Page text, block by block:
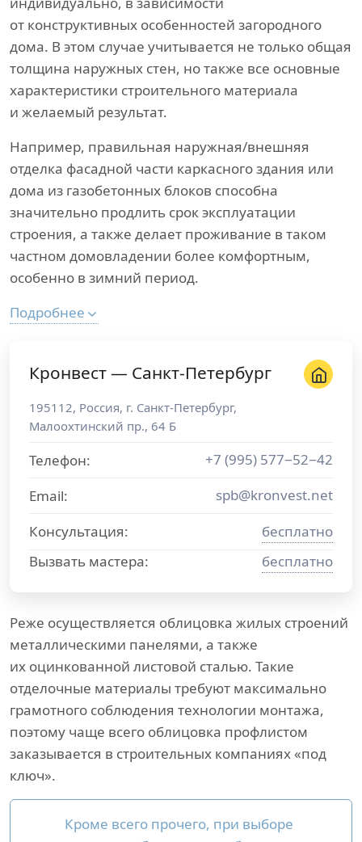
от конструктивных особенностей загородного
дома. В этом случае учитывается не только общая
толщина наружных стен, но также все основные
характеристики строительного материала
и желаемый результат.
Например, правильная наружная/внешняя
отделка фасадной части каркасного здания или
дома из газобетонных блоков способна
значительно продлить срок эксплуатации
строения, а также делает проживание в таком
частном домовладении более комфортным,
особенно в зимний период.
Подробнее
Кронвест — Санкт-Петербург
195112, Россия, г. Санкт-Петербург,
Малоохтинский пр., 64 Б
Телефон:
+7 (995) 577−52−42
Email:
spb@kronvest.net
Консультация:
бесплатно
Вызвать мастера:
бесплатно
Реже осуществляется облицовка жилых строений
металлическими панелями, а также
их оцинкованной листовой сталью. Такие
отделочные материалы требуют максимально
грамотного соблюдения технологии монтажа,
поэтому чаще всего облицовка профлистом
заказывается в строительных компаниях «под
ключ».
Кроме всего прочего, при выборе